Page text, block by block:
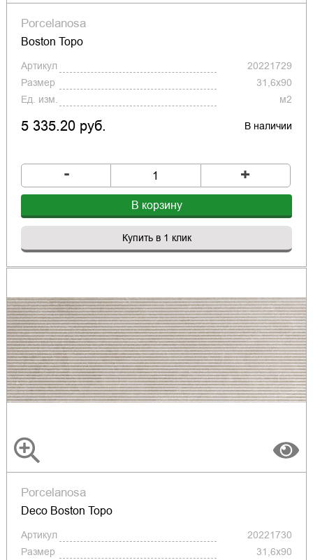
Porcelanosa
Boston Topo
Артикул
20221729
Размер
31,6x90
Ед. изм.
м2
5 335.20 руб. В наличии
- +
В корзину
Купить в 1 клик
Porcelanosa
Deco Boston Topo
Артикул
20221730
Размер
31,6x90